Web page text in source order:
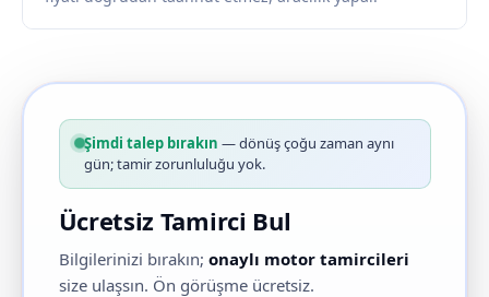
Şimdi talep bırakın — dönüş çoğu zaman aynı
gün; tamir zorunluluğu yok.
Ücretsiz Tamirci Bul
Bilgilerinizi bırakın; onaylı motor tamircileri
size ulaşsın. Ön görüşme ücretsiz.